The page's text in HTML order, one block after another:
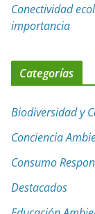
Conectividad
importancia
Categorías
Biodiversidad y
Conciencia
Consumo
Destacados